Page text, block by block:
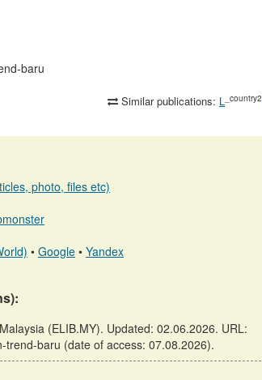
baru
Similar publications: L _country2
photo, files etc)
• Google • Yandex
(ELIB.MY). Updated: 02.06.2026. URL:
baru (date of access: 07.08.2026).